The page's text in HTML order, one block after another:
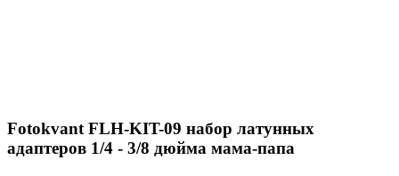
Fotokvant FLH-KIT-09 набор латунных
адаптеров 1/4 - 3/8 дюйма мама-папа